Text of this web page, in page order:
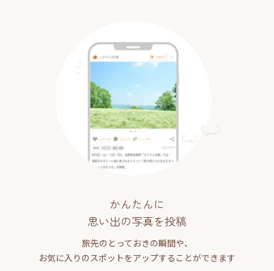
かんたんに
思い出の写真を投稿
旅先のとっておきの瞬間や、
お気に入りのスポットをアップすることができます